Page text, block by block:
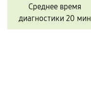
Среднее время
диагностики 20 мин